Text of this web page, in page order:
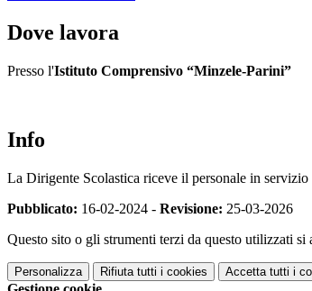
Dove lavora
Presso l'Istituto Comprensivo “Minzele-Parini”
Info
La Dirigente Scolastica riceve il personale in
Pubblicato: 16-02-2024 - Revisione: 25-03-2026
Questo sito o gli strumenti terzi da questo utilizzati
Personalizza Rifiuta tutti i cookies Accetta tutti i